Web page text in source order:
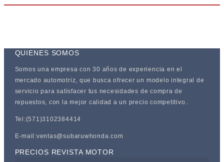
QUIENES SOMOS
Somos una empresa con 30 años de experiencia en el
mercado automotriz, que busca ofrecer un modelo integral de
servicio para satisfacer tus necesidades de compra de
repuestos, con la mejor calidad a un precio competitivo..
Tel:(571)3102384414
E-mail:ventas@subaruwhonda.com
PRECIOS REVISTA MOTOR